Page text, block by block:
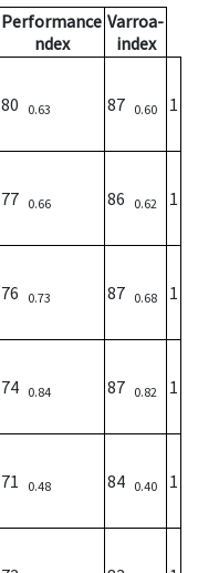
Performance
ndex
Varroa-
index
80 0.63 87 0.60 1
77 0.66 86 0.62 1
76 0.73 87 0.68 1
74 0.84 87 0.82 1
71 0.48 84 0.40 1